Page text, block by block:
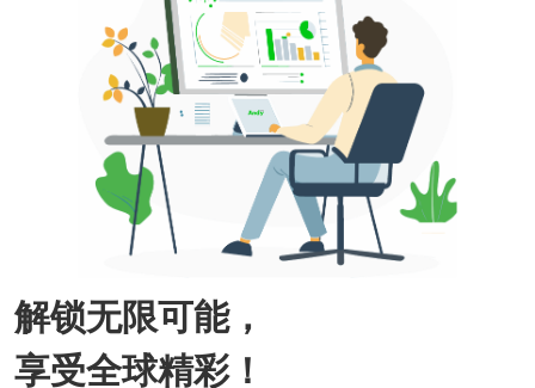
解锁无限可能，
享受全球精彩！